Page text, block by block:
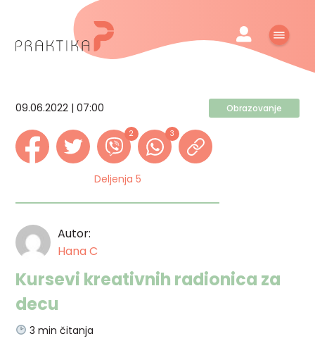
09.06.2022 | 07:00 Obrazovanje
2 3
Deljenja 5
Autor:
Hana C
Kursevi kreativnih radionica za
decu
3 min čitanja